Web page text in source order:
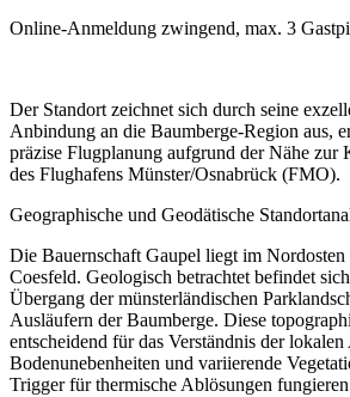
Online-Anmeldung zwingend, max. 3
Der Standort zeichnet sich durch seine
Anbindung an die Baumberge-Region aus,
präzise Flugplanung aufgrund der Nähe
des Flughafens Münster/Osnabrück (FMO).
Geographische und Geodätische
Die Bauernschaft Gaupel liegt im Nordosten
Coesfeld. Geologisch betrachtet befindet
Übergang der münsterländischen
Ausläufern der Baumberge. Diese
entscheidend für das Verständnis der
Bodenunebenheiten und variierende
Trigger für thermische Ablösungen